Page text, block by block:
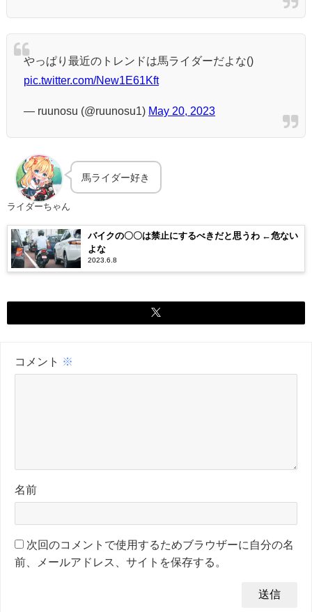
やっぱり最近のトレンドは馬ライダーだよな()
pic.twitter.com/New1E61Kft
— ruunosu (@ruunosu1) May 20, 2023
ライダーちゃん
馬ライダー好き
バイクの〇〇は禁止にするべきだと思うわ ←危ない
よな
2023.6.8
コメント ※
名前
次回のコメントで使用するためブラウザーに自分の名
前、メールアドレス、サイトを保存する。